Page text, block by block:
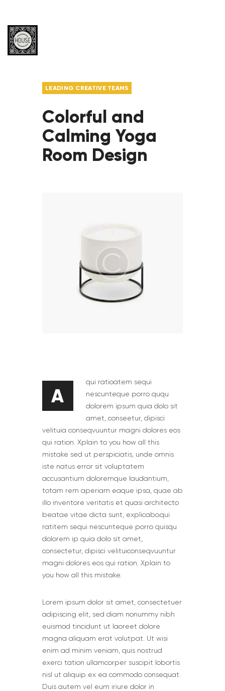
LEADING CREATIVE TEAMS
Colorful and
Calming Yoga
Room Design
A
qui ratioatem sequi
nescunteque porro ququ
dolorem ipsum quia dolo sit
amet, conseetur, dipisci
velituia conseqvuuntur magni dolores eos
qui ration. Xplain to you how all this
mistake sed ut perspiciatis, unde omnis
iste natus error sit voluptatem
accusantium doloremque laudantium,
totam rem aperiam eaque ipsa, quae ab
illo inventore veritatis et quasi architecto
beatae vitae dicta sunt, explicabo.qui
ratitem sequi nescunteque porro quisqu
dolorem ip quia dolo sit amet,
consectetur, dipisci velituiconseqvuuntur
magni dolores eos qui ration. Xplain to
you how all this mistake.
Lorem ipsum dolor sit amet, consectetuer
adipiscing elit, sed diam nonummy nibh
euismod tincidunt ut laoreet dolore
magna aliquam erat volutpat. Ut wisi
enim ad minim veniam, quis nostrud
exerci tation ullamcorper suscipit lobortis
nisl ut aliquip ex ea commodo consequat.
Duis autem vel eum iriure dolor in